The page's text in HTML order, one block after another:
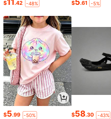
$ .42 -48% $ .61 -5%
$5.99 -50% $58.30 -43%